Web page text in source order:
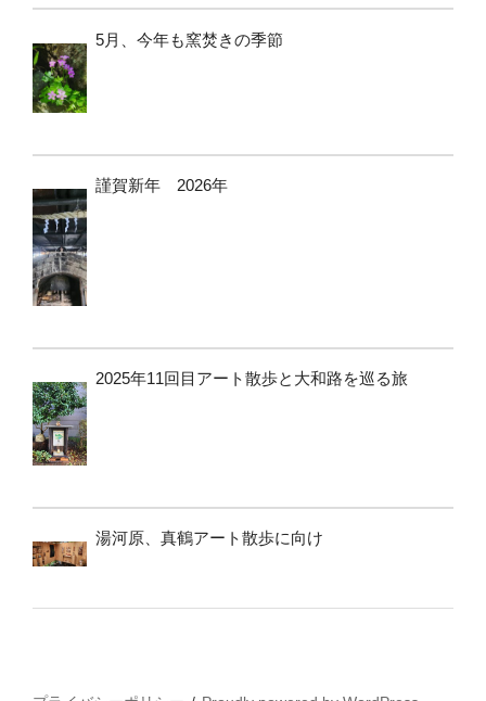
5月、今年も窯焚きの季節
謹賀新年 2026年
2025年11回目アート散歩と大和路を巡る旅
湯河原、真鶴アート散歩に向け